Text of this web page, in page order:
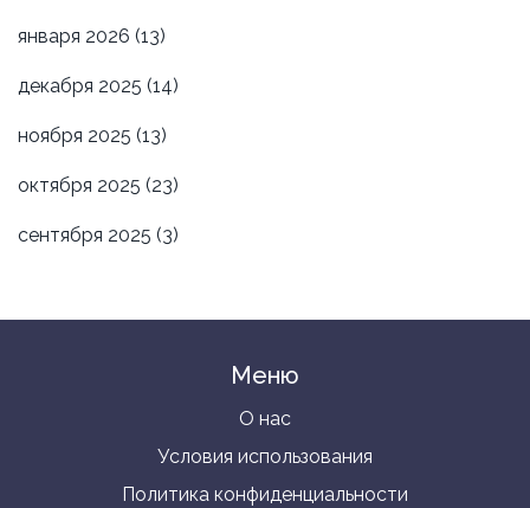
января 2026 (13)
декабря 2025 (14)
ноября 2025 (13)
октября 2025 (23)
сентября 2025 (3)
Меню
О нас
Условия использования
Политика конфиденциальности